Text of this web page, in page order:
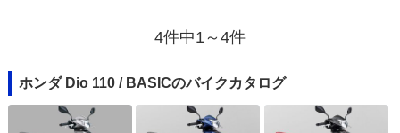
4件中1～4件
ホンダ Dio 110 / BASICのバイクカタログ